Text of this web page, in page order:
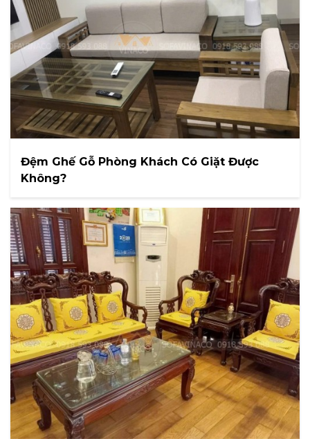
Đệm Ghế Gỗ Phòng Khách Có Giặt Được
Không?